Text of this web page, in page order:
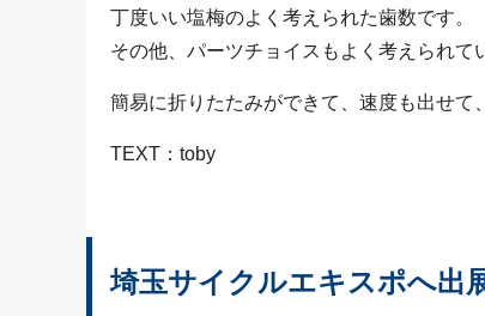
丁度いい塩梅のよく考えられた歯数です。
その他、パーツチョイスもよく考えられて
簡易に折りたたみができて、速度も出せて
TEXT：toby
埼玉サイクルエキスポへ出